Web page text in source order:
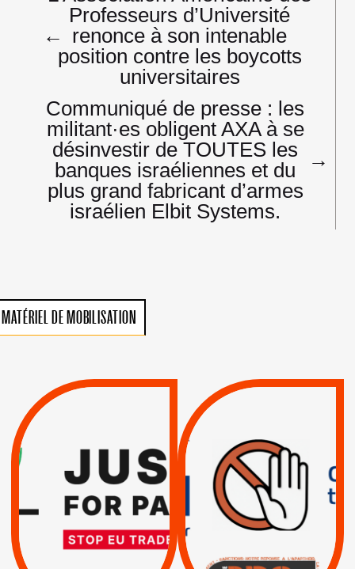
l’article
←
Professeurs d’Université
renonce à son intenable
position contre les boycotts
universitaires
Communiqué de presse : les
militant·es obligent AXA à se
désinvestir de TOUTES les
banques israéliennes et du
plus grand fabricant d’armes
israélien Elbit Systems.
→
MATÉRIEL DE MOBILISATION
VIOLATIONS DES
SUSPENSION
TOTALE DE
L’ACCORD
D’ASSOCIATION UE-
ISRAËL
RESPECT DU DROIT
INTERNATIONAL ?
TRUMP, MACRON :
MÊME COMBAT
| Actus |
| Boycott militaire |